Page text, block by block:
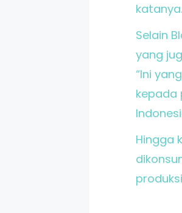
katanya.
Selain
yang
“Ini
kepada
Hingga